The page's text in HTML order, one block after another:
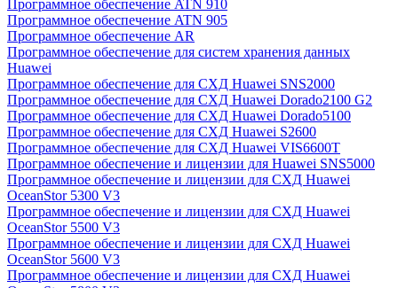
Программное обеспечение ATN 910
Программное обеспечение ATN 905
Программное обеспечение AR
Программное обеспечение для систем хранения данных
Huawei
Программное обеспечение для СХД Huawei SNS2000
Программное обеспечение для СХД Huawei Dorado2100 G2
Программное обеспечение для СХД Huawei Dorado5100
Программное обеспечение для СХД Huawei S2600
Программное обеспечение для СХД Huawei VIS6600T
Программное обеспечение и лицензии для Huawei SNS5000
Программное обеспечение и лицензии для СХД Huawei
OceanStor 5300 V3
Программное обеспечение и лицензии для СХД Huawei
OceanStor 5500 V3
Программное обеспечение и лицензии для СХД Huawei
OceanStor 5600 V3
Программное обеспечение и лицензии для СХД Huawei